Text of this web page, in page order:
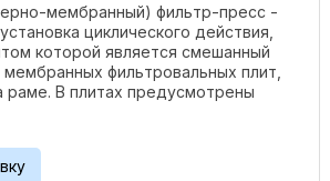
мембранный) фильтр-пресс -
циклического действия,
которой является смешанный
фильтровальных плит,
раме. В плитах предусмотрены